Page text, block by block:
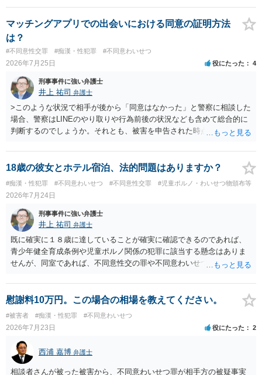
マッチングアプリでの出会いにおける同意の証明方法
は？
#不同意性交罪 #痴漢・性犯罪 #不同意わいせつ
2026年7月25日 役にたった 4
刑事事件に強い弁護士
井上 祐司 弁護士
>このような状況で相手が後から「同意はなかった」と警察に相談した
場合、警察はLINEのやり取りや行為前後の状況なども含めて総合的に
判断するのでしょうか。それとも、被害を申告された時点で私がかな
の（不起訴事案）を含めて数件経験していますが、いずれも警察の対
応は前者です。 特に近年は、いわゆる異性間のトラブルから報復的
に不同意性交・不同意わいせつの罪の被害届が出される事案が頻発し
ており、警察も闇雲な逮捕をしないよう慎重になっているため、まず
は前後のＬＩＮＥやInstagram等の履歴をすべて統括的に縦覧して、
「被害者の被害申告内容が本当に信用できるものか」を見極めてから
動くようになっていると感じます。
18歳の彼女とホテル宿泊、法的問題はありますか？
#痴漢・性犯罪 #不同意わいせつ #不同意性交罪 #児童ポルノ・わいせつ物頒布等
2026年7月24日
刑事事件に強い弁護士
井上 祐司 弁護士
既に確実に１８歳に達していることが確実に確認できるのであれば、
青少年健全育成条例や児童ポルノ関係の犯罪に該当する懸念はありま
せんが、同室であれば、不同意性交の罪や不同意わいせつの罪の問題
えます。 すでに成人している以上、ホテル側が訝しく思って連絡をす
る可能性というのはほとんどないと考えます。
慰謝料10万円。この場合の相場を教えてください。
#被害者 #痴漢・性犯罪 #不同意わいせつ
2026年7月23日 役にたった 2
西浦 嘉博 弁護士
相談者さんが被った被害から、不同意わいせつ罪が相手方の被疑事実